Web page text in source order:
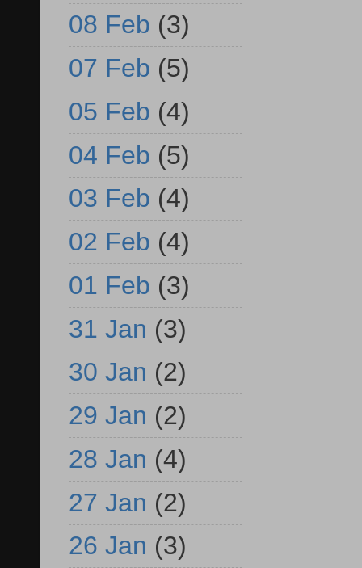
08 Feb (3)
07 Feb (5)
05 Feb (4)
04 Feb (5)
03 Feb (4)
02 Feb (4)
01 Feb (3)
31 Jan (3)
30 Jan (2)
29 Jan (2)
28 Jan (4)
27 Jan (2)
26 Jan (3)